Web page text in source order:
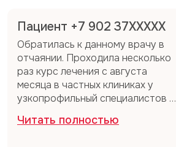
Пациент +7 902 37XXXXX
Обратилась к данному врачу в
отчаянии. Проходила несколько
раз курс лечения с августа
месяца в частных клиниках у
узкопрофильный специалистов —
Викторовна сразу назначила
Читать полностью